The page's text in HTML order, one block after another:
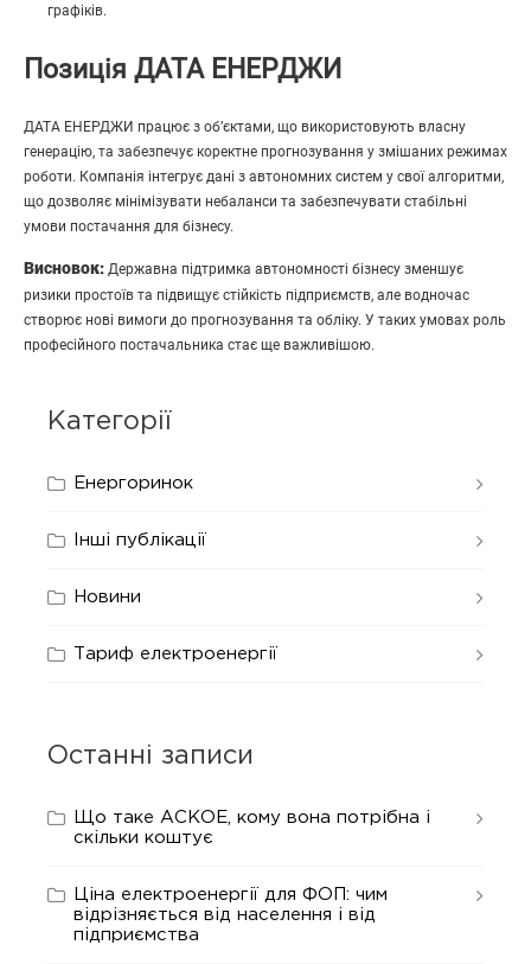
графіків.
Позиція ДАТА ЕНЕРДЖИ
ДАТА ЕНЕРДЖИ працює з об’єктами, що використовують власну
генерацію, та забезпечує коректне прогнозування у змішаних режимах
роботи. Компанія інтегрує дані з автономних систем у свої алгоритми,
що дозволяє мінімізувати небаланси та забезпечувати стабільні
умови постачання для бізнесу.
Висновок: Державна підтримка автономності бізнесу зменшує
ризики простоїв та підвищує стійкість підприємств, але водночас
створює нові вимоги до прогнозування та обліку. У таких умовах роль
професійного постачальника стає ще важливішою.
Категорії
Енергоринок
Інші публікації
Новини
Тариф електроенергії
Останні записи
Що таке АСКОЕ, кому вона потрібна і
скільки коштує
Ціна електроенергії для ФОП: чим
відрізняється від населення і від
підприємства